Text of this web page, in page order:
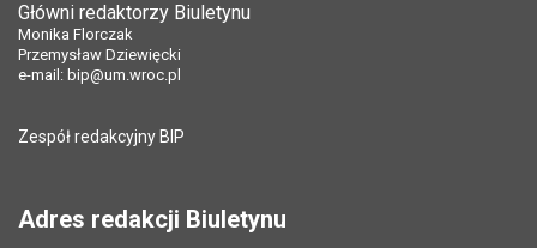
Opublikował w BIP:
Data opublikowania:
Tytuł e-mailaPole wymagane
*
Adres e-mail znajomego
Pytanie antyspamowe
Główni redaktorzy Biuletynu
Monika Florczak
Przemysław Dziewięcki
e-mail: bip@um.wroc.pl
Zespół redakcyjny BIP
Adres redakcji Biuletynu